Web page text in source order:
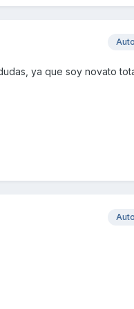
ya que soy novato